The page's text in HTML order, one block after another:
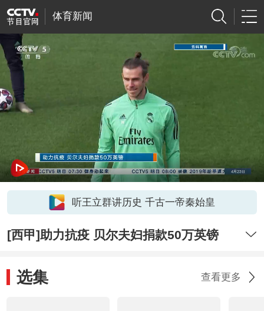
体育新闻
听王立群讲历史 千古一帝秦始皇
[西甲]助力抗疫 贝尔夫妇捐款50万英镑
选集 查看更多